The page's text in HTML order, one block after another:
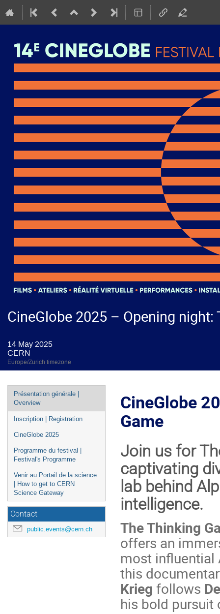
CineGlobe 2025 – Opening night:
14 May 2025
CERN
Europe/Zurich timezone
Event
menu
Présentation générale |
Overview
Inscription | Registration
CineGlobe 2025
Programme du festival |
Festival's Programme
Venir au Portail de la science
| How to get to CERN
Science Gateway
Contact
public.events@cern.ch
CineGlobe
Game
Join us for
captivating
lab behind
intelligence.
The Thinking
offers an
most
this
Krieg follows
his bold pursuit